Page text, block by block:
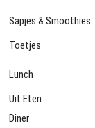
Sapjes & Smoothies
Toetjes
Lunch
Uit Eten
Diner